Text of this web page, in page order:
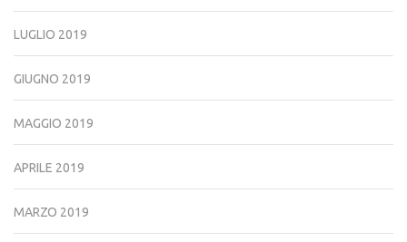
LUGLIO 2019
GIUGNO 2019
MAGGIO 2019
APRILE 2019
MARZO 2019